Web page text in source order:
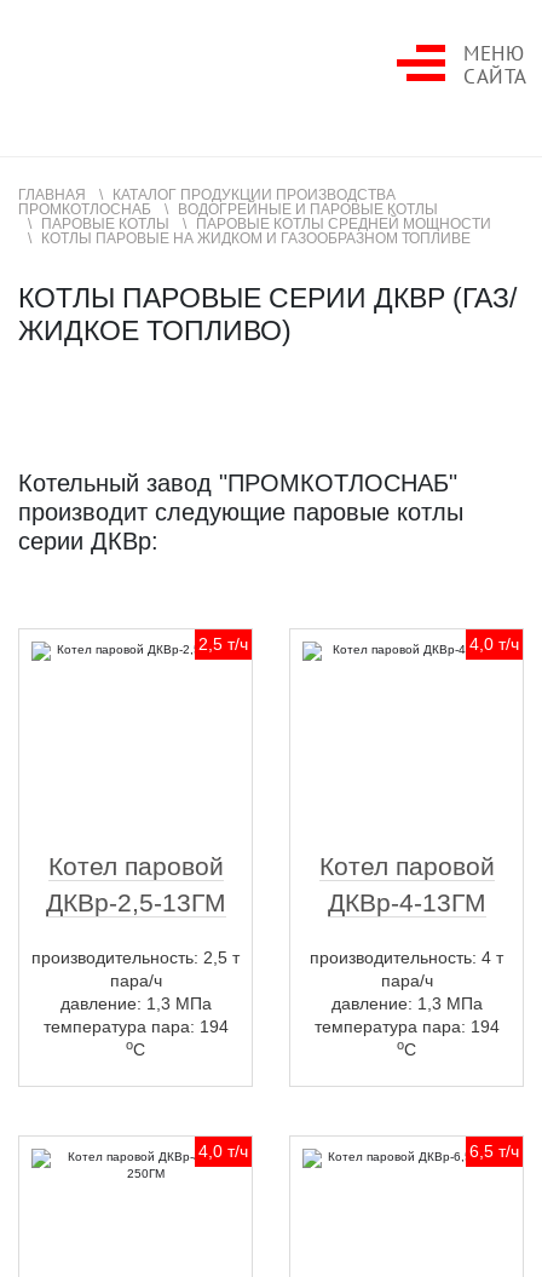
МЕНЮ
САЙТА
ГЛАВНАЯ
КАТАЛОГ ПРОДУКЦИИ ПРОИЗВОДСТВА
ПРОМКОТЛОСНАБ
ВОДОГРЕЙНЫЕ И ПАРОВЫЕ КОТЛЫ
ПАРОВЫЕ КОТЛЫ
ПАРОВЫЕ КОТЛЫ СРЕДНЕЙ МОЩНОСТИ
КОТЛЫ ПАРОВЫЕ НА ЖИДКОМ И ГАЗООБРАЗНОМ ТОПЛИВЕ
КОТЛЫ ПАРОВЫЕ СЕРИИ ДКВР (ГАЗ/
ЖИДКОЕ ТОПЛИВО)
Котельный завод "ПРОМКОТЛОСНАБ"
производит следующие паровые котлы
серии ДКВр:
2,5 т/ч
Котел паровой
ДКВр-2,5-13ГМ
производительность: 2,5 т
пара/ч
давление: 1,3 МПа
температура пара: 194
оС
4,0 т/ч
Котел паровой
ДКВр-4-13ГМ
производительность: 4 т
пара/ч
давление: 1,3 МПа
температура пара: 194
оС
4,0 т/ч 6,5 т/ч